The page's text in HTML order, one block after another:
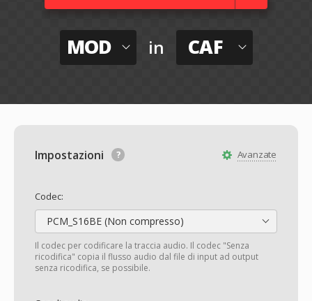
MOD in CAF
Avanzate
Impostazioni
Codec:
PCM_S16BE (Non compresso)
Il codec per codificare la traccia audio. Il codec "Senza
ricodifica" copia il flusso audio dal file di input ad output
senza ricodifica, se possibile.